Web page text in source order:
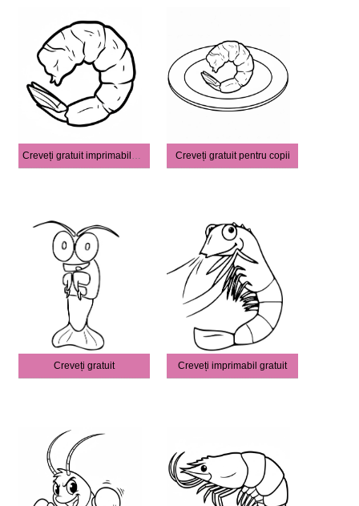
Creveți gratuit imprimabile pentru copii Creveți gratuit pentru copii
Creveți gratuit Creveți imprimabil gratuit